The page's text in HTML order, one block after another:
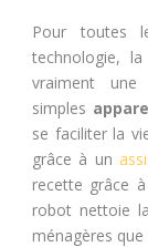
Pour toutes
technologie, la
vraiment une
simples
se faciliter la
grâce à un
recette grâce
robot nettoie
ménagères que